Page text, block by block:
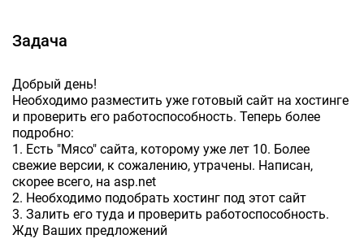
Задача
Добрый день!
Необходимо разместить уже готовый сайт на хостинге
и проверить его работоспособность. Теперь более
подробно:
1. Есть "Мясо" сайта, которому уже лет 10. Более
свежие версии, к сожалению, утрачены. Написан,
скорее всего, на asp.net
2. Необходимо подобрать хостинг под этот сайт
3. Залить его туда и проверить работоспособность.
Жду Ваших предложений